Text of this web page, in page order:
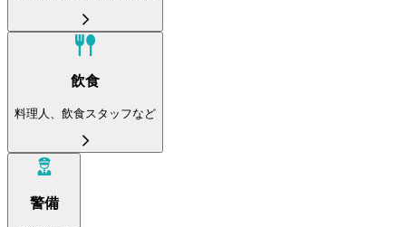
飲食
料理人、飲食スタッフなど
警備